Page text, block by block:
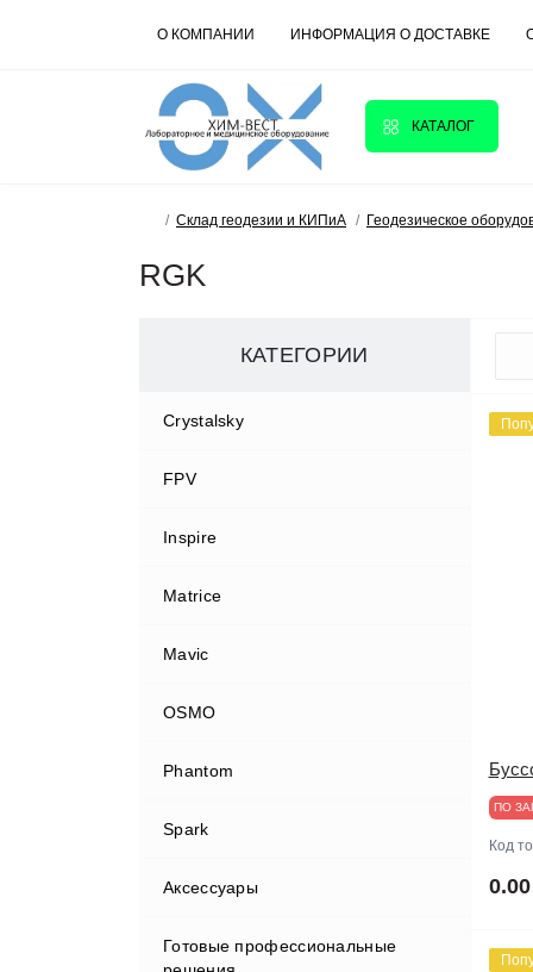
О КОМПАНИИ ИНФОРМАЦИЯ О ДОСТАВКЕ
КАТАЛОГ
Склад геодезии и КИПиА Геодезическое
RGK
КАТЕГОРИИ
Crystalsky
FPV
Inspire
Matrice
Mavic
OSMO
Phantom
Spark
Аксессуары
FPV системы, передача данных
Готовые профессиональные
ПО
Код